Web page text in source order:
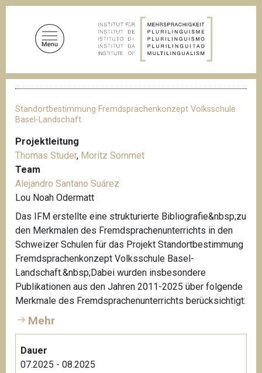
D
a
d
a
v
i
g
a
t
i
n
Standortbestimmung Fremdsprachenkonzept Volksschule
Basel-Landschaft
Projektleitung
Thomas Studer, Moritz Sommet
Team
Alejandro Santano Suárez
Lou Noah Odermatt
Das IFM erstellte eine strukturierte Bibliografie&nbsp;zu
den Merkmalen des Fremdsprachenunterrichts in den
Schweizer Schulen für das Projekt Standortbestimmung
Fremdsprachenkonzept Volksschule Basel-
Landschaft.&nbsp;Dabei wurden insbesondere
Publikationen aus den Jahren 2011-2025 über folgende
Merkmale des Fremdsprachenunterrichts berücksichtigt:
Mehr
Dauer
07.2025 - 08.2025